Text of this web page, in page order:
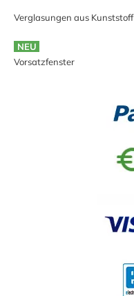
Verglasungen aus Kunststoff
NEU
Vorsatzfenster